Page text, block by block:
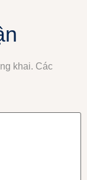
khai. Các